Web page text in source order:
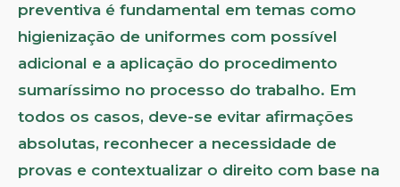
preventiva é fundamental em temas como
higienização de uniformes com possível
adicional e a aplicação do procedimento
sumaríssimo no processo do trabalho. Em
todos os casos, deve-se evitar afirmações
absolutas, reconhecer a necessidade de
provas e contextualizar o direito com base na